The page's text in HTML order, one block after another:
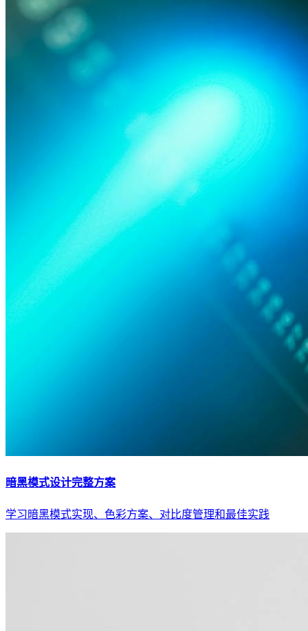
暗黑模式设计完整方案
学习暗黑模式实现、色彩方案、对比度管理和最佳实践